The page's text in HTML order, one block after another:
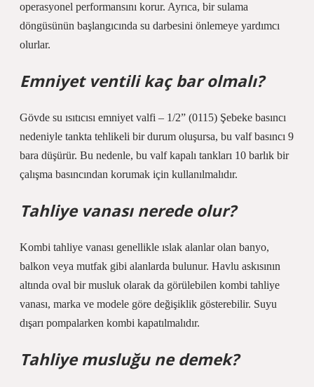
operasyonel performansını korur. Ayrıca, bir sulama
döngüsünün başlangıcında su darbesini önlemeye yardımcı
olurlar.
Emniyet ventili kaç bar olmalı?
Gövde su ısıtıcısı emniyet valfi – 1/2” (0115) Şebeke basıncı
nedeniyle tankta tehlikeli bir durum oluşursa, bu valf basıncı 9
bara düşürür. Bu nedenle, bu valf kapalı tankları 10 barlık bir
çalışma basıncından korumak için kullanılmalıdır.
Tahliye vanası nerede olur?
Kombi tahliye vanası genellikle ıslak alanlar olan banyo,
balkon veya mutfak gibi alanlarda bulunur. Havlu askısının
altında oval bir musluk olarak da görülebilen kombi tahliye
vanası, marka ve modele göre değişiklik gösterebilir. Suyu
dışarı pompalarken kombi kapatılmalıdır.
Tahliye musluğu ne demek?